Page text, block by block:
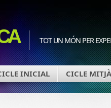
TOT UN MÓN PER
INICIAL CICLE MITJÀ